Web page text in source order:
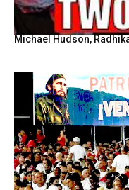
Michael Hudson,